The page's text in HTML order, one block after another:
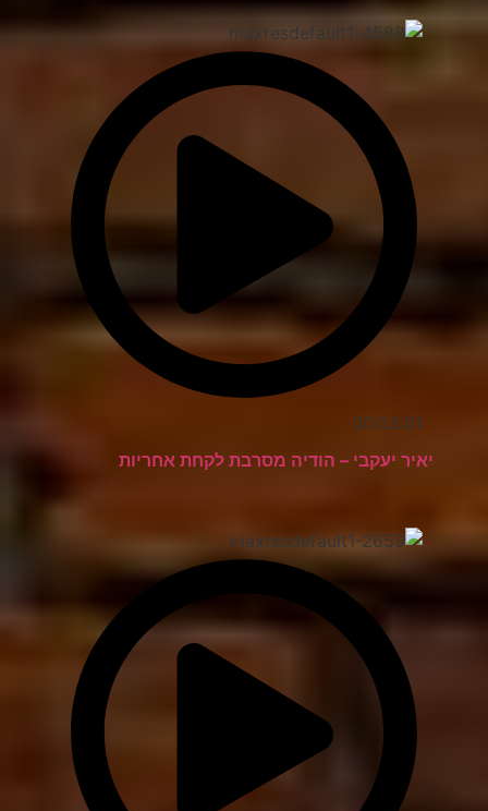
00:03:01
יאיר יעקבי – הודיה מסרבת לקחת אחריות